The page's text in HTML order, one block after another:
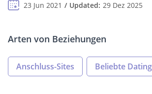
23 Jun 2021 Updated: 29 Dez 2025
Arten von Beziehungen
Anschluss-Sites Beliebte